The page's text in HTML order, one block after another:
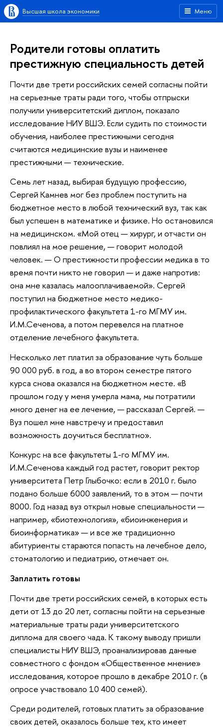
Меню
Высшая школа экономики
Родители готовы оплатить
престижную специальность детей
Почти две трети российских семей согласны пойти
на серьезные траты ради того, чтобы отпрыски
получили университетский диплом, показало
исследование НИУ ВШЭ. Если судить по стоимости
обучения, наиболее престижными сегодня
считаются медицинские вузы и наименее
престижными — технические.
Семь лет назад, выбирая будущую профессию,
Сергей Камнев мог без проблем поступить на
бюджетное место в любой технический вуз, так как
был успешен в математике и физике. Но остановился
на медицинском. «Мой отец — хирург, и отчасти он
повлиял на мое решение, — говорит молодой
человек. — О престижности профессии медика в то
время почти никто не говорил — и даже напротив:
она мне казалась малооплачиваемой». Сергей
поступил на бюджетное место медико-
профилактического факультета 1-го МГМУ им.
И.М.Сеченова, а потом перевелся на платное
отделение лечебного факультета.
Несколько лет платил за образование чуть больше
90 000 руб. в год, а во втором семестре пятого
курса снова оказался на бюджетном месте. «В
прошлом году у меня умерла мама, мы потратили
много денег на ее лечение, — рассказал Сергей. —
Вуз пошел мне навстречу и предоставил
возможность доучиться бесплатно».
Конкурс на все факультеты 1-го МГМУ им.
И.М.Сеченова каждый год растет, говорит ректор
университета Петр Глыбочко: если в 2010 г. было
подано больше 6000 заявлений, то в этом — почти
8000. Год назад вуз открыл новые специальности —
например, «биотехнология», «биоинженерия и
биоинформатика» — и все же традиционно
абитуриенты стараются попасть на лечебное дело,
стоматологию и педиатрию, отмечает он.
Заплатить готовы
Почти две трети российских семей, в которых есть
дети от 13 до 20 лет, согласны пойти на серьезные
материальные траты ради университетского
диплома для своего чада. К такому выводу пришли
специалисты НИУ ВШЭ, проанализировав данные
совместного с фондом «Общественное мнение»
исследования, которое прошло в декабре 2010 г. (в
опросе участвовало 10 400 семей).
Среди родителей, готовых платить за образование
своих детей, оказалось больше тех, кто имеет